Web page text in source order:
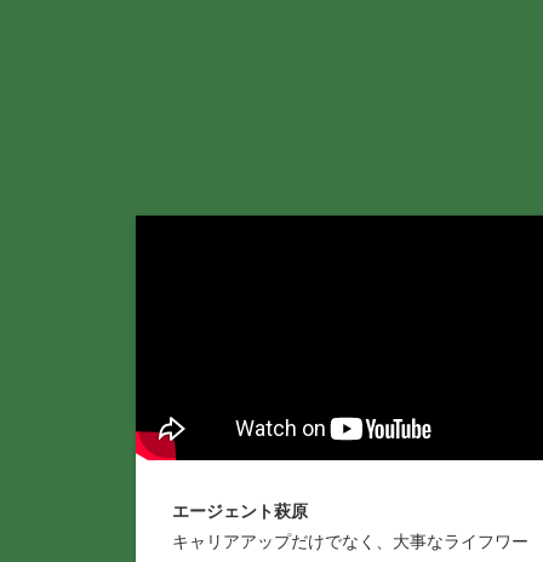
エージェント萩原
キャリアアップだけでなく、大事なライフワー